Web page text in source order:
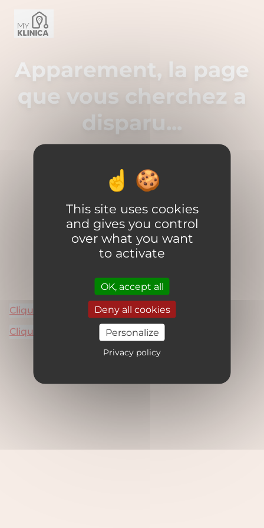
Apparement, la page
que vous cherchez a
disparu...
Tout va bien...
Vénus cherche...mais en attendant...
Cliquez ici pour nous envoyer un message
Cliquez ici pour revenir sur la home
This site uses cookies
and gives you control
over what you want
to activate
OK, accept all
Deny all cookies
Personalize
Privacy policy